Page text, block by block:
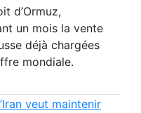
d’Ormuz,
un mois la vente
déjà chargées
mondiale.
veut maintenir